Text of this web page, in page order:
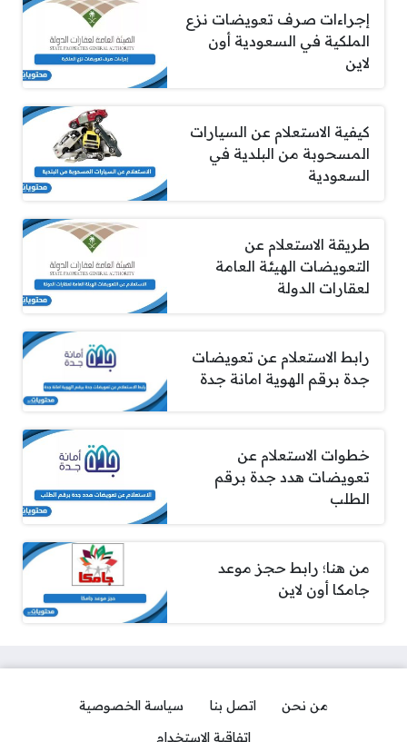
إجراءات صرف تعويضات نزع
الملكية في السعودية أون
لاين
كيفية الاستعلام عن السيارات
المسحوبة من البلدية في
السعودية
طريقة الاستعلام عن
التعويضات الهيئة العامة
لعقارات الدولة
رابط الاستعلام عن تعويضات
جدة برقم الهوية امانة جدة
خطوات الاستعلام عن
تعويضات هدد جدة برقم
الطلب
من هنا؛ رابط حجز موعد
جامكا أون لاين
من نحن اتصل بنا
سياسة الخصوصية
اتفاقية الاستخدام